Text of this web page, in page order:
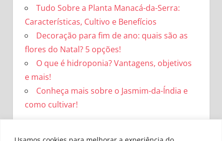
Tudo Sobre a Planta Manacá-da-Serra:
Características, Cultivo e Benefícios
Decoração para fim de ano: quais são as
flores do Natal? 5 opções!
O que é hidroponia? Vantagens, objetivos
e mais!
Conheça mais sobre o Jasmim-da-Índia e
como cultivar!